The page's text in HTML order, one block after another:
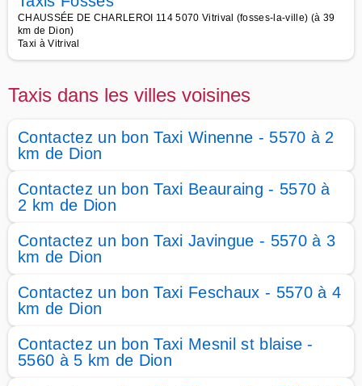
CHAUSSÉE DE CHARLEROI 114 5070 Vitrival (fosses-la-ville) (à 39
km de Dion)
Taxi à Vitrival
Taxis dans les villes voisines
Contactez un bon Taxi Winenne - 5570 à 2
km de Dion
Contactez un bon Taxi Beauraing - 5570 à
2 km de Dion
Contactez un bon Taxi Javingue - 5570 à 3
km de Dion
Contactez un bon Taxi Feschaux - 5570 à 4
km de Dion
Contactez un bon Taxi Mesnil st blaise -
5560 à 5 km de Dion